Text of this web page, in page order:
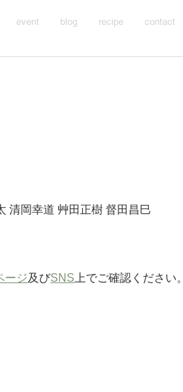
event blog recipe contact
清岡幸道 艸田正樹 督田昌巳
ージ及びSNS 上でご確認ください。